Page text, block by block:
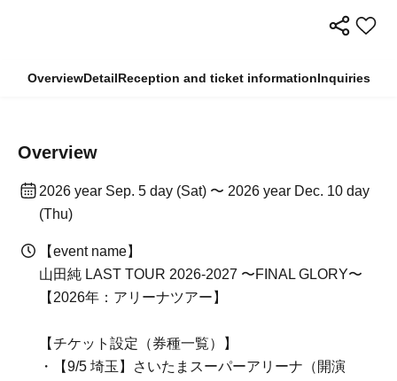
OverviewDetailReception and ticket informationInquiries
Overview
2026 year Sep. 5 day (Sat) 〜 2026 year Dec. 10 day
(Thu)
【event name】
山田純 LAST TOUR 2026-2027 〜FINAL GLORY〜
【2026年：アリーナツアー】
【チケット設定（券種一覧）】
・【9/5 埼玉】さいたまスーパーアリーナ（開演